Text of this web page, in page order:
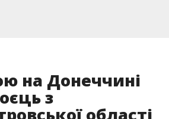
на Донеччині
з
області